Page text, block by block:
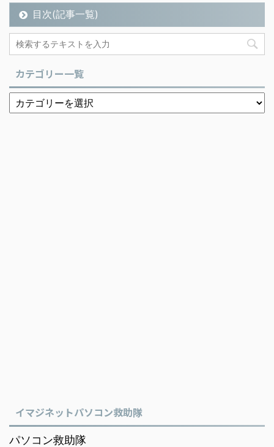
目次(記事一覧)
カテゴリー一覧
イマジネットパソコン救助隊
パソコン救助隊